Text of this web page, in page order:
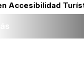
Accesibilidad